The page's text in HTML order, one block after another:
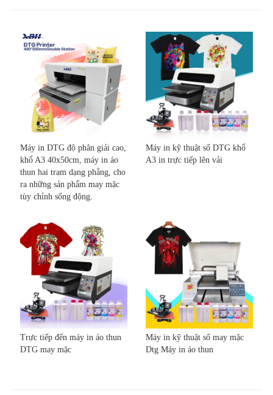
Máy in DTG độ phân giải cao,
khổ A3 40x50cm, máy in áo
thun hai trạm dạng phẳng, cho
ra những sản phẩm may mặc
tùy chỉnh sống động.
Máy in kỹ thuật số DTG khổ
A3 in trực tiếp lên vải
Trực tiếp đến máy in áo thun
DTG may mặc
Máy in kỹ thuật số may mặc
Dtg Máy in áo thun